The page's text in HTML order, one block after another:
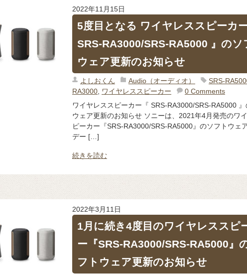
2022年11月15日
5度目となる ワイヤレススピーカ
SRS-RA3000/SRS-RA5000 』のソ
ウェア更新のお知らせ
よしおくん Audio（オーディオ） SRS-
RA3000, ワイヤレススピーカー
0 Comments
ワイヤレススピーカー『 SRS-RA3000/SRS-RA5000 』
ウェア更新のお知らせ ソニーは、2021年4月発売のワ
ピーカー『SRS-RA3000/SRS-RA5000』のソフトウェ
デー […]
続きを読む
2022年3月11日
1月に続き4度目のワイヤレススピ
ー『SRS-RA3000/SRS-RA5000』
フトウェア更新のお知らせ